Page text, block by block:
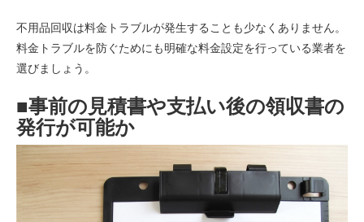
不用品回収は料金トラブルが発生することも少なくありません。
料金トラブルを防ぐためにも明確な料金設定を行っている業者を
選びましょう。
■事前の見積書や支払い後の領収書の
発行が可能か